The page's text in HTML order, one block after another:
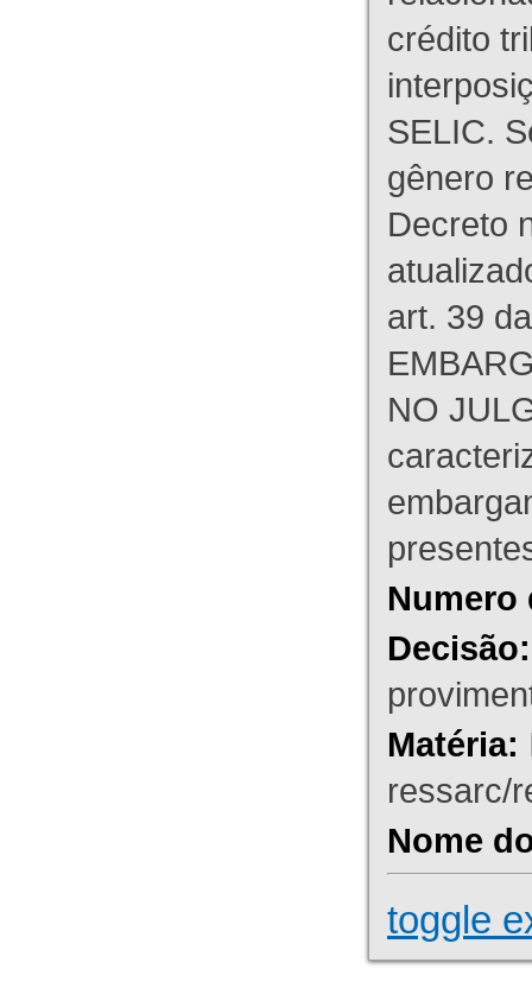
crédito
SELIC.
gênero
Decreto
art. 39
NO
Numero
Decisão:
Matéria:
ressarc/
Nome
toggle